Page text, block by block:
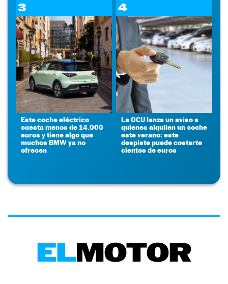
3
Este coche eléctrico
cuesta menos de 14.000
euros y tiene algo que
muchos BMW ya no
ofrecen
4
La OCU lanza un aviso a
quienes alquilen un coche
este verano: este
despiste puede costarte
cientos de euros